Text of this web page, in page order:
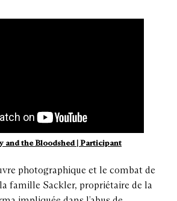
and the Bloodshed | Participant
photographique et le combat de
famille Sackler, propriétaire de la